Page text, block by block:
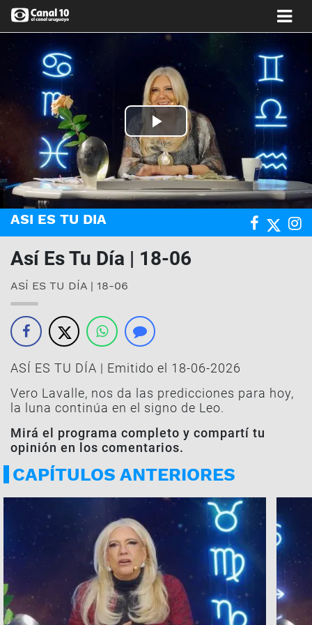
Play
Video
ASI ES TU DIA
Así Es Tu Día | 18-06
ASÍ ES TU DÍA | 18-06
ASÍ ES TU DÍA | Emitido el 18-06-2026
Vero Lavalle, nos da las predicciones para hoy,
la luna continúa en el signo de Leo.
Mirá el programa completo y compartí tu
opinión en los comentarios.
CAPÍTULOS ANTERIORES